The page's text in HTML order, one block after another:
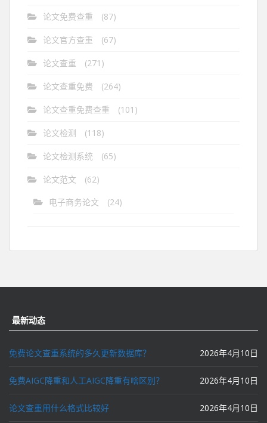
论文免费查重 (87)
论文官方查重 (67)
论文查重 (271)
论文查重免费 (264)
论文查重免费查重 (101)
论文检测 (118)
论文检测系统 (65)
论文范文
(62)
电子商务论文
(24)
最新动态
免费论文查重系统的多久更新数据库？ 2026年4月10日
免费AIGC降重和人工AIGC降重有啥区别？ 2026年4月10日
论文查重用什么格式比较好 2026年4月10日